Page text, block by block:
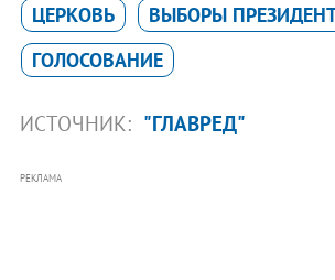
ЦЕРКОВЬ
ВЫБОРЫ
ГОЛОСОВАНИЕ
ИСТОЧНИК: "ГЛАВРЕД"
РЕКЛАМА